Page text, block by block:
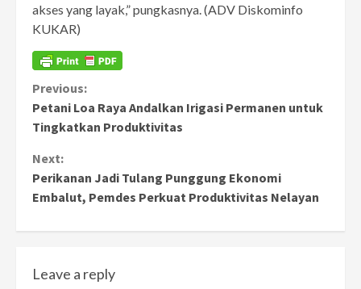
akses yang layak,” pungkasnya. (ADV Diskominfo
KUKAR)
Continue
Reading
Previous:
Petani Loa Raya Andalkan Irigasi Permanen untuk
Tingkatkan Produktivitas
Next:
Perikanan Jadi Tulang Punggung Ekonomi
Embalut, Pemdes Perkuat Produktivitas Nelayan
Leave a reply